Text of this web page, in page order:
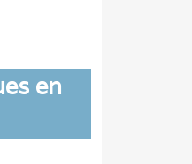
en